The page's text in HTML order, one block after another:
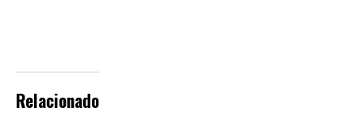
Relacionado